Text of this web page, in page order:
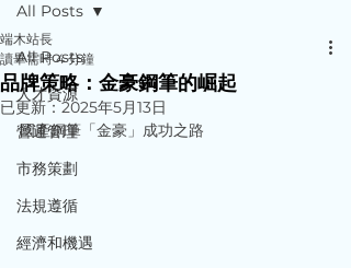
All Posts
人才資源
營運管理
市務策劃
法規遵循
經濟和機遇
All Posts
品牌策略：金豪鋼筆的崛起
端木站長
讀畢需時 4 分鐘
已更新：2025年5月13日
國產鋼筆「金豪」成功之路